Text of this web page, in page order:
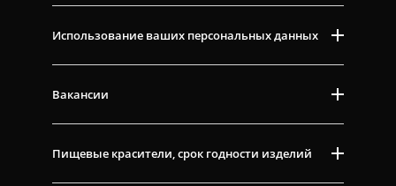
Использование ваших персональных данных
Вакансии
Пищевые красители, срок годности изделий